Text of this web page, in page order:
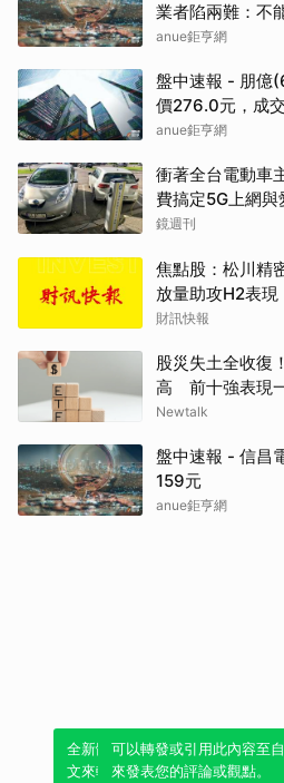
業者陷兩難：不
anue鉅亨網
盤中速報 - 朋億
價276.0元，成
anue鉅亨網
衝著全台電動車
費搞定5G上網與
鏡週刊
焦點股：松川精
放量助攻H2表現
財訊快報
股災失土全收復
高 前十強表現
Newtalk
盤中速報 - 信昌
159元
anue鉅亨網
全新體驗！一鍵引用此內容，透
文來輕鬆表達個人立場。
可以轉發或引用此內容至
來發表您的評論或觀點。